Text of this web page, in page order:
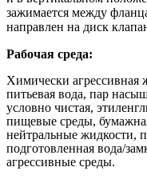
зажимается между
направлен на диск
Рабочая среда:
Химически агрессивная
питьевая вода, пар
условно чистая,
пищевые среды,
нейтральные жидкости,
подготовленная вода/
агрессивные среды.